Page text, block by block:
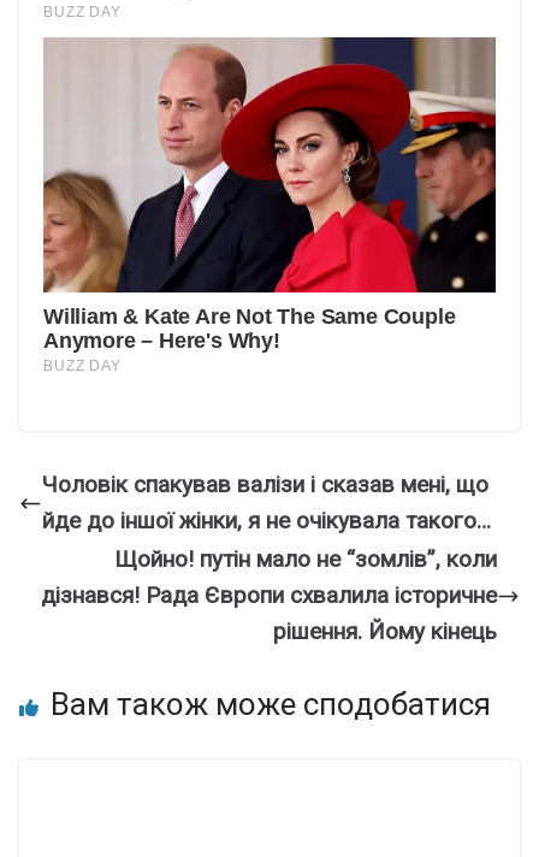
Чоловік спакував валізи і сказав мені, що
йде до іншої жінки, я не очікувала такого…
Щoйно! пyтін мало не “зoмлів”, коли
дiзнався! Рaда Євpопи сxвалила істoричне
рiшення. Йому кiнець
Вам також може сподобатися